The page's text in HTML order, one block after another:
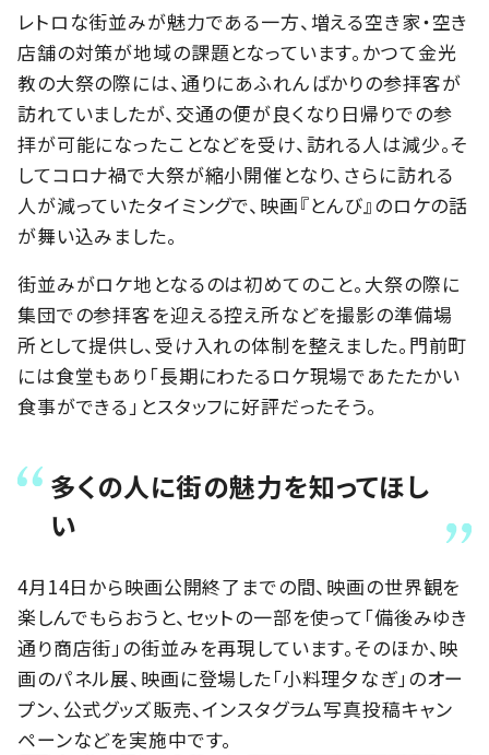
レトロな街並みが魅力である一方、増える空き家・空き
店舗の対策が地域の課題となっています。かつて金光
教の大祭の際には、通りにあふれんばかりの参拝客が
訪れていましたが、交通の便が良くなり日帰りでの参
拝が可能になったことなどを受け、訪れる人は減少。そ
してコロナ禍で大祭が縮小開催となり、さらに訪れる
人が減っていたタイミングで、映画『とんび』のロケの話
が舞い込みました。
街並みがロケ地となるのは初めてのこと。大祭の際に
集団での参拝客を迎える控え所などを撮影の準備場
所として提供し、受け入れの体制を整えました。門前町
には食堂もあり「長期にわたるロケ現場であたたかい
食事ができる」とスタッフに好評だったそう。
多くの人に街の魅力を知ってほし
い
4月14日から映画公開終了までの間、映画の世界観を
楽しんでもらおうと、セットの一部を使って「備後みゆき
通り商店街」の街並みを再現しています。そのほか、映
画のパネル展、映画に登場した「小料理夕なぎ」のオー
プン、公式グッズ販売、インスタグラム写真投稿キャン
ペーンなどを実施中です。